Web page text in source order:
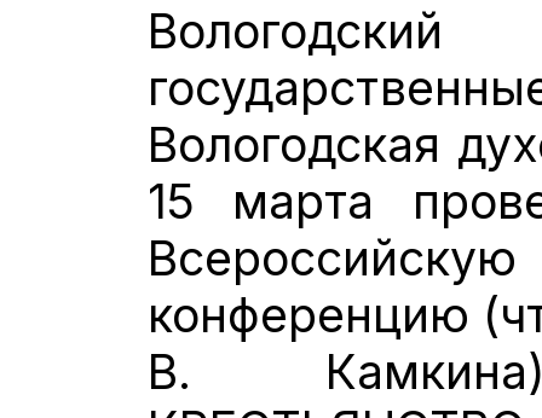
Вологодская
15 марта
конференцию
В.